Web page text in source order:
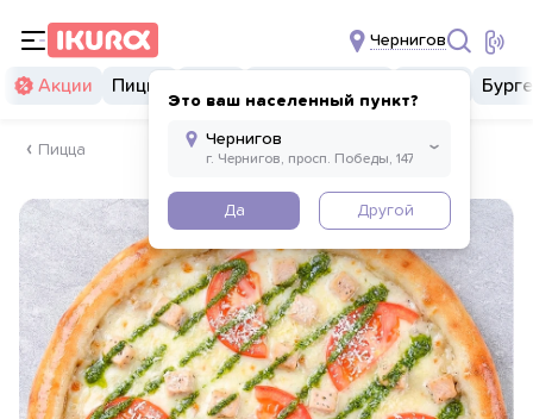
Чернигов
Это ваш населенный пункт?
Да Другой
Акции Пицца
Пицца